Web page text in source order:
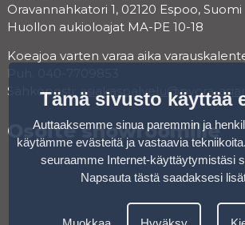
Oravannahkatori 1, 02120 Espoo, Suomi
Huollon aukioloajat MA-PE 10-18
Koeajoa varten varaa aika
Sähköposti: asiakaspalvelu@pyora-
Osoite showroomille
Tämä sivusto käyttää
Auttaaksemme sinua paremmin ja
käytämme evästeitä ja vastaavia
seuraamme Internet-käyttäytymistäsi
Napsauta tästä saadaksesi